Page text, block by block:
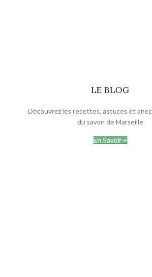
LE BLOG
Découvrez les recettes, astuces et
du savon de Marseille
En Savoir +